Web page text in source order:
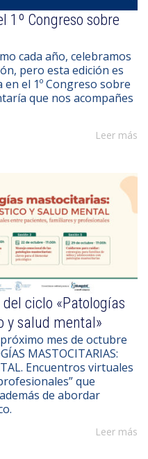
1º Congreso sobre
cada año, celebramos
pero esta edición es
el 1º Congreso sobre
que nos acompañes
Leer más
ciclo «Patologías
y salud mental»
mes de octubre
MASTOCITARIAS:
Encuentros virtuales
que
de abordar
Leer más